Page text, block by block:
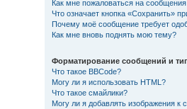
Как мне пожаловаться на
Что означает кнопка «Сохранить»
Почему моё сообщение требует
Как мне вновь поднять мою тему?
Форматирование сообщений и
Что такое BBCode?
Могу ли я использовать HTML?
Что такое смайлики?
Могу ли я добавлять изображения к